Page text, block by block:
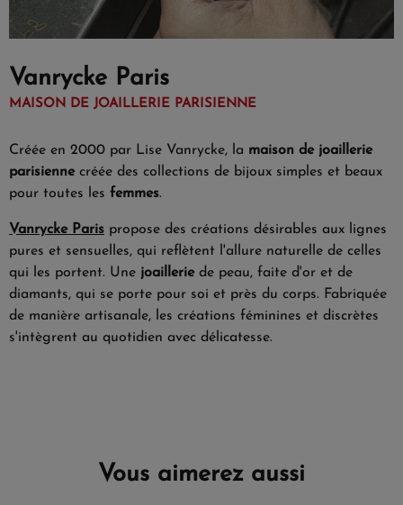
Vanrycke Paris
MAISON DE JOAILLERIE PARISIENNE
Créée en 2000 par Lise Vanrycke, la maison de joaillerie
parisiennecréée des collections de bijoux simples et beaux
pour toutes les femmes.
Vanrycke Paris propose des créations désirables aux lignes
pures et sensuelles, qui reflètent l'allure naturelle de celles
qui les portent. Une joailleriede peau, faite d'or et de
diamants, qui se porte pour soi et près du corps. Fabriquée
de manière artisanale, les créations féminines et discrètes
s'intègrent au quotidien avec délicatesse.
Vous aimerez aussi